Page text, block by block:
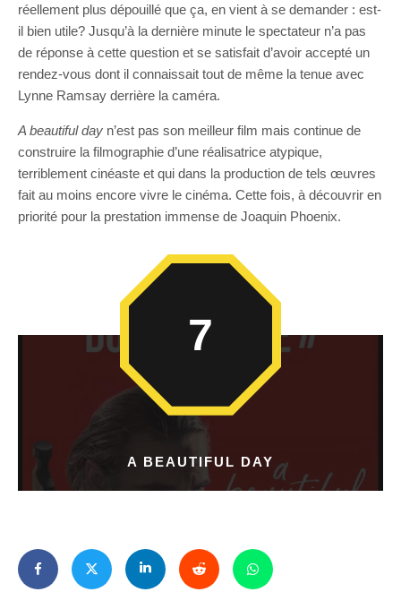
réellement plus dépouillé que ça, en vient à se demander : est-
il bien utile? Jusqu’à la dernière minute le spectateur n’a pas
de réponse à cette question et se satisfait d’avoir accepté un
rendez-vous dont il connaissait tout de même la tenue avec
Lynne Ramsay derrière la caméra.
A beautiful day n’est pas son meilleur film mais continue de
construire la filmographie d’une réalisatrice atypique,
terriblement cinéaste et qui dans la production de tels œuvres
fait au moins encore vivre le cinéma. Cette fois, à découvrir en
priorité pour la prestation immense de Joaquin Phoenix.
A BEAUTIFUL DAY
7